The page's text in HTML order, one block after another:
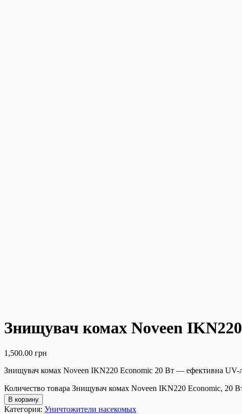
Знищувач комах Noveen
1,500.00 грн
Знищувач комах Noveen IKN220 Economic 20 Вт — ефективна UV-
Количество товара Знищувач комах Noveen IKN220 Economic, 20
В корзину
Категория: Уничтожители насекомых